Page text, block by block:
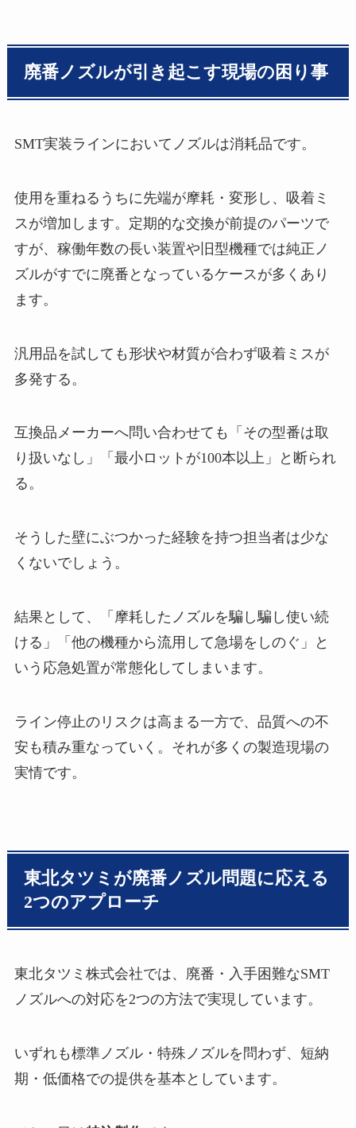
廃番ノズルが引き起こす現場の困り事
SMT実装ラインにおいてノズルは消耗品です。
使用を重ねるうちに先端が摩耗・変形し、吸着ミ
スが増加します。定期的な交換が前提のパーツで
すが、稼働年数の長い装置や旧型機種では純正ノ
ズルがすでに廃番となっているケースが多くあり
ます。
汎用品を試しても形状や材質が合わず吸着ミスが
多発する。
互換品メーカーへ問い合わせても「その型番は取
り扱いなし」「最小ロットが100本以上」と断られ
る。
そうした壁にぶつかった経験を持つ担当者は少な
くないでしょう。
結果として、「摩耗したノズルを騙し騙し使い続
ける」「他の機種から流用して急場をしのぐ」と
いう応急処置が常態化してしまいます。
ライン停止のリスクは高まる一方で、品質への不
安も積み重なっていく。それが多くの製造現場の
実情です。
東北タツミが廃番ノズル問題に応える
2つのアプローチ
東北タツミ株式会社では、廃番・入手困難なSMT
ノズルへの対応を2つの方法で実現しています。
いずれも標準ノズル・特殊ノズルを問わず、短納
期・低価格での提供を基本としています。